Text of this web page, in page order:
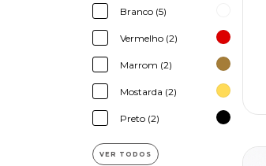
Branco (5)
Vermelho (2)
Marrom (2)
Mostarda (2)
Preto (2)
VER TODOS